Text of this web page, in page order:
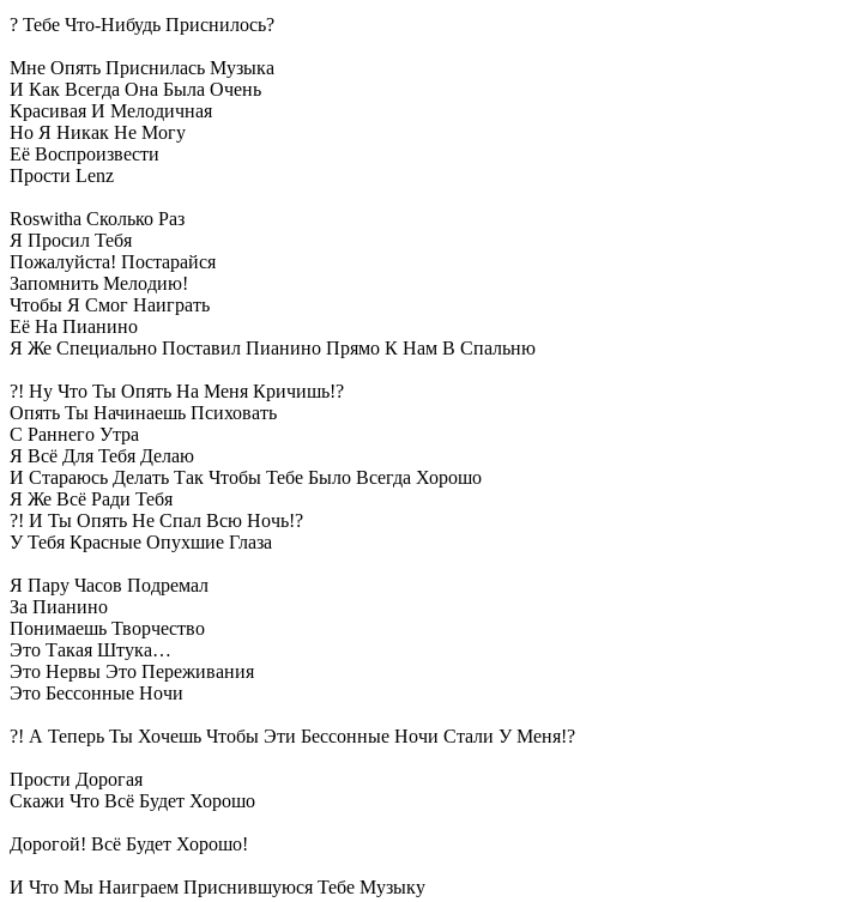
? Тебе Что-Нибудь Приснилось?
Мне Опять Приснилась Музыка
И Как Всегда Она Была Очень
Красивая И Мелодичная
Но Я Никак Не Могу
Её Воспроизвести
Прости Lenz
Roswitha Сколько Раз
Я Просил Тебя
Пожалуйста! Постарайся
Запомнить Мелодию!
Чтобы Я Смог Наиграть
Её На Пианино
Я Же Специально Поставил Пианино Прямо К Нам В Спальню
?! Ну Что Ты Опять На Меня Кричишь!?
Опять Ты Начинаешь Психовать
С Раннего Утра
Я Всё Для Тебя Делаю
И Стараюсь Делать Так Чтобы Тебе Было Всегда Хорошо
Я Же Всё Ради Тебя
?! И Ты Опять Не Спал Всю Ночь!?
У Тебя Красные Опухшие Глаза
Я Пару Часов Подремал
За Пианино
Понимаешь Творчество
Это Такая Штука…
Это Нервы Это Переживания
Это Бессонные Ночи
?! А Теперь Ты Хочешь Чтобы Эти Бессонные Ночи Стали У Меня!?
Прости Дорогая
Скажи Что Всё Будет Хорошо
Дорогой! Всё Будет Хорошо!
И Что Мы Наиграем Приснившуюся Тебе Музыку